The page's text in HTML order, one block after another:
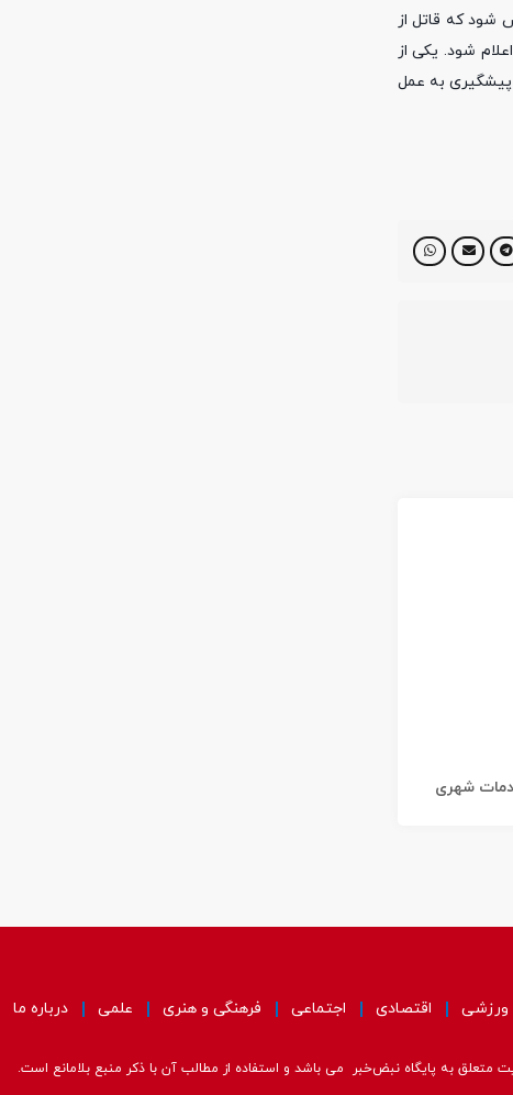
شود که قاتل از
شود. یکی از
پیشگیری به عمل
شهری
ورزشی اقتصادی اجتماعی فرهنگی و هنری علمی درباره ما
متعلق به پایگاه نبض‌خبر می باشد و استفاده از مطالب آن با ذکر منبع بلامانع است.